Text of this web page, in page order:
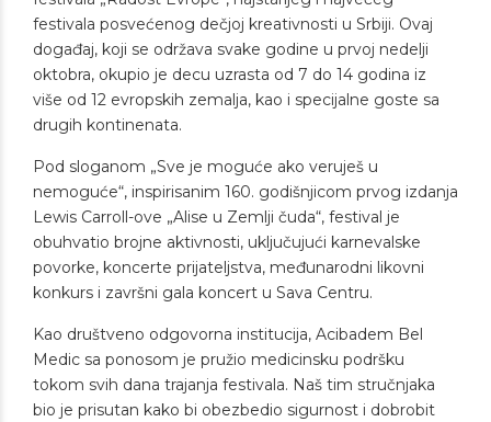
festivala posvećenog dečjoj kreativnosti u Srbiji. Ovaj
događaj, koji se održava svake godine u prvoj nedelji
oktobra, okupio je decu uzrasta od 7 do 14 godina iz
više od 12 evropskih zemalja, kao i specijalne goste sa
drugih kontinenata.
Pod sloganom „Sve je moguće ako veruješ u
nemoguće“, inspirisanim 160. godišnjicom prvog izdanja
Lewis Carroll-ove „Alise u Zemlji čuda“, festival je
obuhvatio brojne aktivnosti, uključujući karnevalske
povorke, koncerte prijateljstva, međunarodni likovni
konkurs i završni gala koncert u Sava Centru.
Kao društveno odgovorna institucija, Acibadem Bel
Medic sa ponosom je pružio medicinsku podršku
tokom svih dana trajanja festivala. Naš tim stručnjaka
bio je prisutan kako bi obezbedio sigurnost i dobrobit